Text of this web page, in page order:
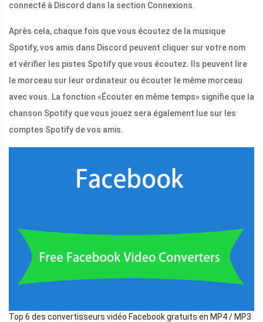
connecté à Discord dans la section Connexions.
Après cela, chaque fois que vous écoutez de la musique
Spotify, vos amis dans Discord peuvent cliquer sur votre nom
et vérifier les pistes Spotify que vous écoutez. Ils peuvent lire
le morceau sur leur ordinateur ou écouter le même morceau
avec vous. La fonction «Écouter en même temps» signifie que la
chanson Spotify que vous jouez sera également lue sur les
comptes Spotify de vos amis.
Top 6 des convertisseurs vidéo Facebook gratuits en MP4 / MP3